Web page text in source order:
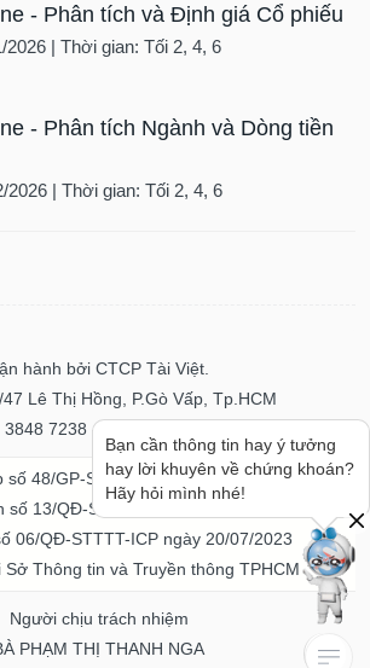
- Phân tích và Định giá Cổ phiếu
2026 | Thời gian: Tối 2, 4, 6
- Phân tích Ngành và Dòng tiền
2026 | Thời gian: Tối 2, 4, 6
hành bởi CTCP Tài Việt.
Lê Thị Hồng, P.Gò Vấp, Tp.HCM
7238 - Fax: (84.28) 3848 7237
số 48/GP-STTTT ngày 04/11/2016
số 13/QĐ-STTTT ngày 02/11/2017
06/QĐ-STTTT-ICP ngày 20/07/2023
Thông tin và Truyền thông TPHCM
Người chịu trách nhiệm
PHẠM THỊ THANH NGA
Bạn cần thông tin hay ý tưởng
hay lời khuyên về chứng khoán?
Hãy hỏi mình nhé!